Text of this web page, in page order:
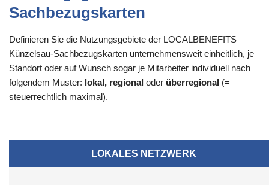
Sachbezugskarten
Definieren Sie die Nutzungsgebiete der LOCALBENEFITS
Künzelsau-Sachbezugskarten unternehmensweit einheitlich, je
Standort oder auf Wunsch sogar je Mitarbeiter individuell nach
folgendem Muster: lokal, regional oder überregional (=
steuerrechtlich maximal).
LOKALES NETZWERK